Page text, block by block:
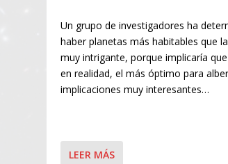
Un grupo de investigadores ha
haber planetas más habitables que
muy intrigante, porque implicaría
en realidad, el más óptimo para
implicaciones muy interesantes…
LEER MÁS